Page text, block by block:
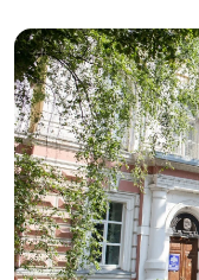
Công tác xã hội
Công tác xã hội
Cơ học và mô hình
Cơ học ứng dụng